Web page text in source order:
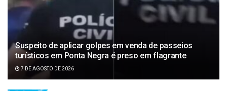
Suspeito de aplicar golpes em venda de passeios
turísticos em Ponta Negra é preso em flagrante
7 DE AGOSTO DE 2026